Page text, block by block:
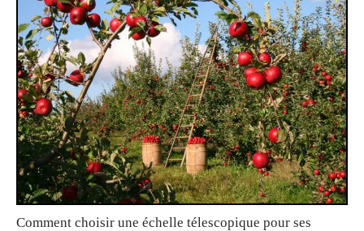
Comment choisir une échelle télescopique pour ses